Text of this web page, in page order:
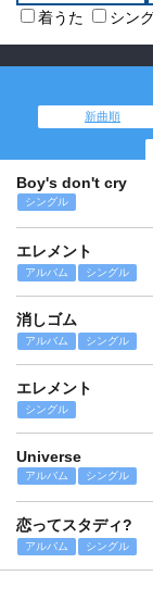
着うた シン
新曲順
Boy's don't cry
シングル
エレメント
アルバム シングル
消しゴム
アルバム シングル
エレメント
シングル
Universe
アルバム シングル
恋ってスタディ?
アルバム シングル